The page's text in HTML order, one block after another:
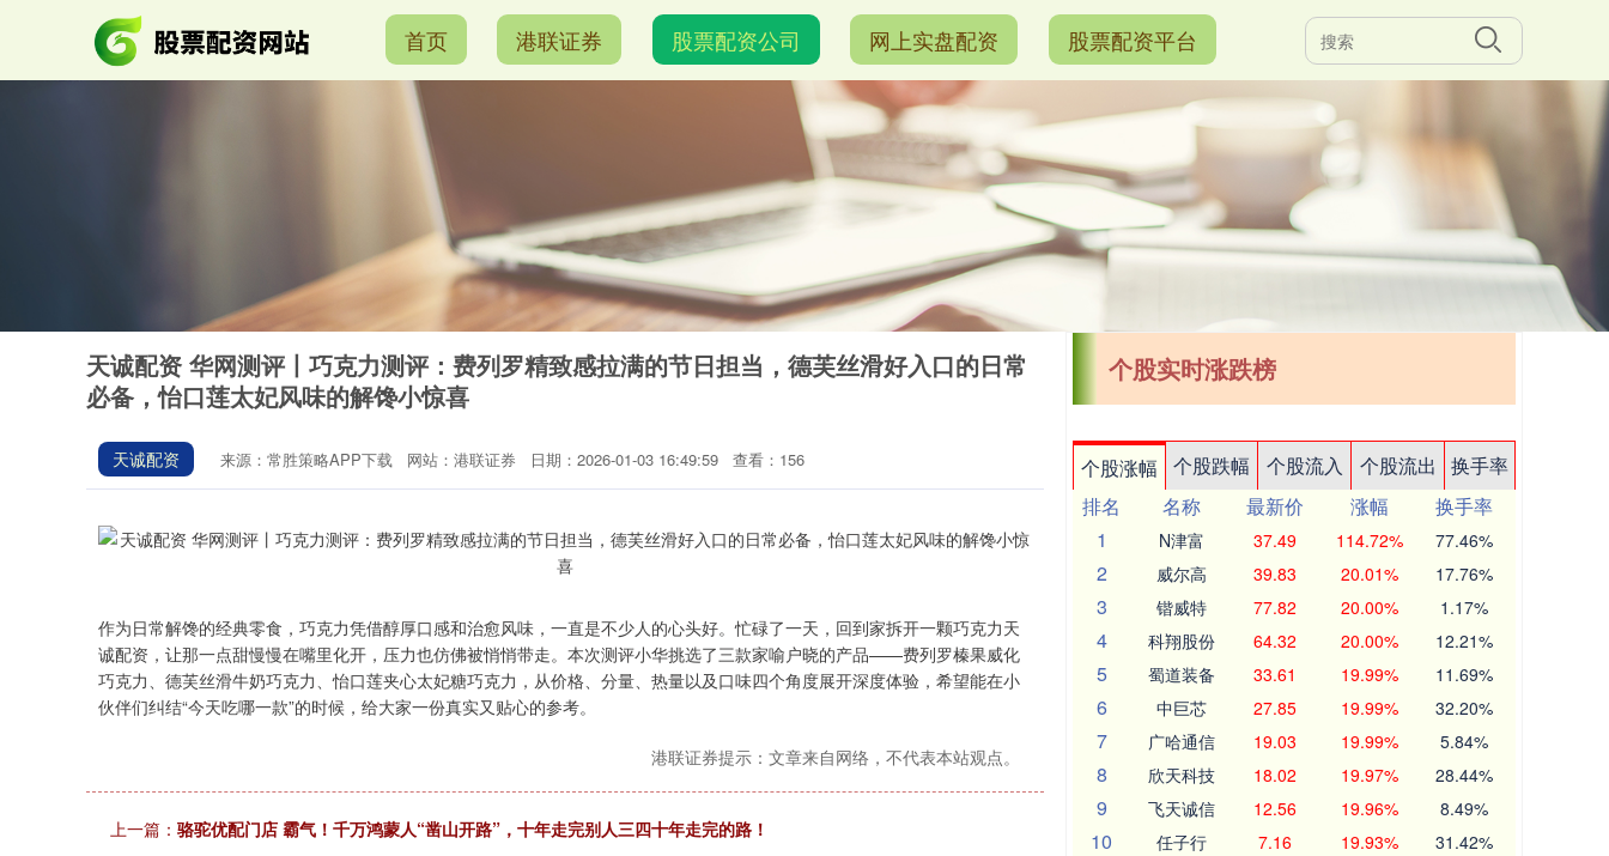
首页 港联证券 股票配资公司 网上实盘配资 股票配资平台
天诚配资 华网测评丨巧克力测评：费列罗精致感拉满的节日担当，德芙丝滑好入口的日常
必备，怡口莲太妃风味的解馋小惊喜
天诚配资 来源：常胜策略APP下载 网站：港联证券 日期：2026-01-03 16:49:59 查看：156
作为日常解馋的经典零食，巧克力凭借醇厚口感和治愈风味，一直是不少人的心头好。忙碌了一天，回到家拆开一颗巧克力天
诚配资，让那一点甜慢慢在嘴里化开，压力也仿佛被悄悄带走。本次测评小华挑选了三款家喻户晓的产品——费列罗榛果威化
巧克力、德芙丝滑牛奶巧克力、怡口莲夹心太妃糖巧克力，从价格、分量、热量以及口味四个角度展开深度体验，希望能在小
伙伴们纠结“今天吃哪一款”的时候，给大家一份真实又贴心的参考。
港联证券提示：文章来自网络，不代表本站观点。
上一篇： 骆驼优配门店 霸气！千万鸿蒙人“凿山开路”，十年走完别人三四十年走完的路！
个股实时涨跌榜
个股涨幅 个股跌幅 个股流入 个股流出
换手率
排名
名称 最新价 涨幅
换手率
1
N津富 37.49 114.72% 77.46%
2 威尔高 39.83 20.01% 17.76%
3 锴威特 77.82 20.00% 1.17%
4 科翔股份 64.32 20.00% 12.21%
5 蜀道装备 33.61 19.99% 11.69%
6 中巨芯 27.85 19.99% 32.20%
7 广哈通信 19.03 19.99% 5.84%
8 欣天科技 18.02 19.97% 28.44%
9 飞天诚信 12.56 19.96% 8.49%
10 任子行 7.16 19.93% 31.42%